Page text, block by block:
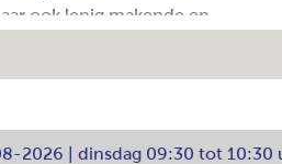
ook lenig makende en
weliswaar op eigen rekening.
2026 | dinsdag 09:30 tot 10:30